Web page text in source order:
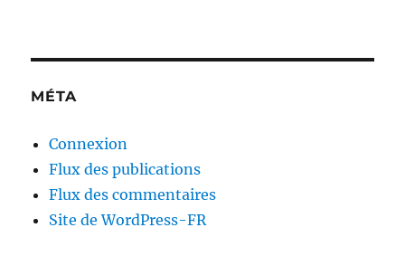
MÉTA
Connexion
Flux des publications
Flux des commentaires
Site de WordPress-FR